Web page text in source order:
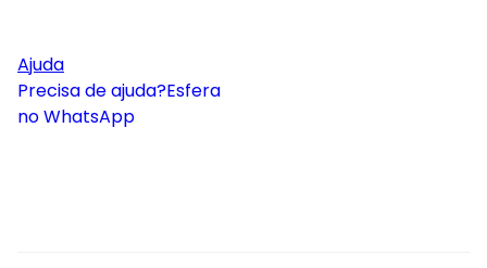
Ajuda
Precisa de ajuda?Esfera
no WhatsApp